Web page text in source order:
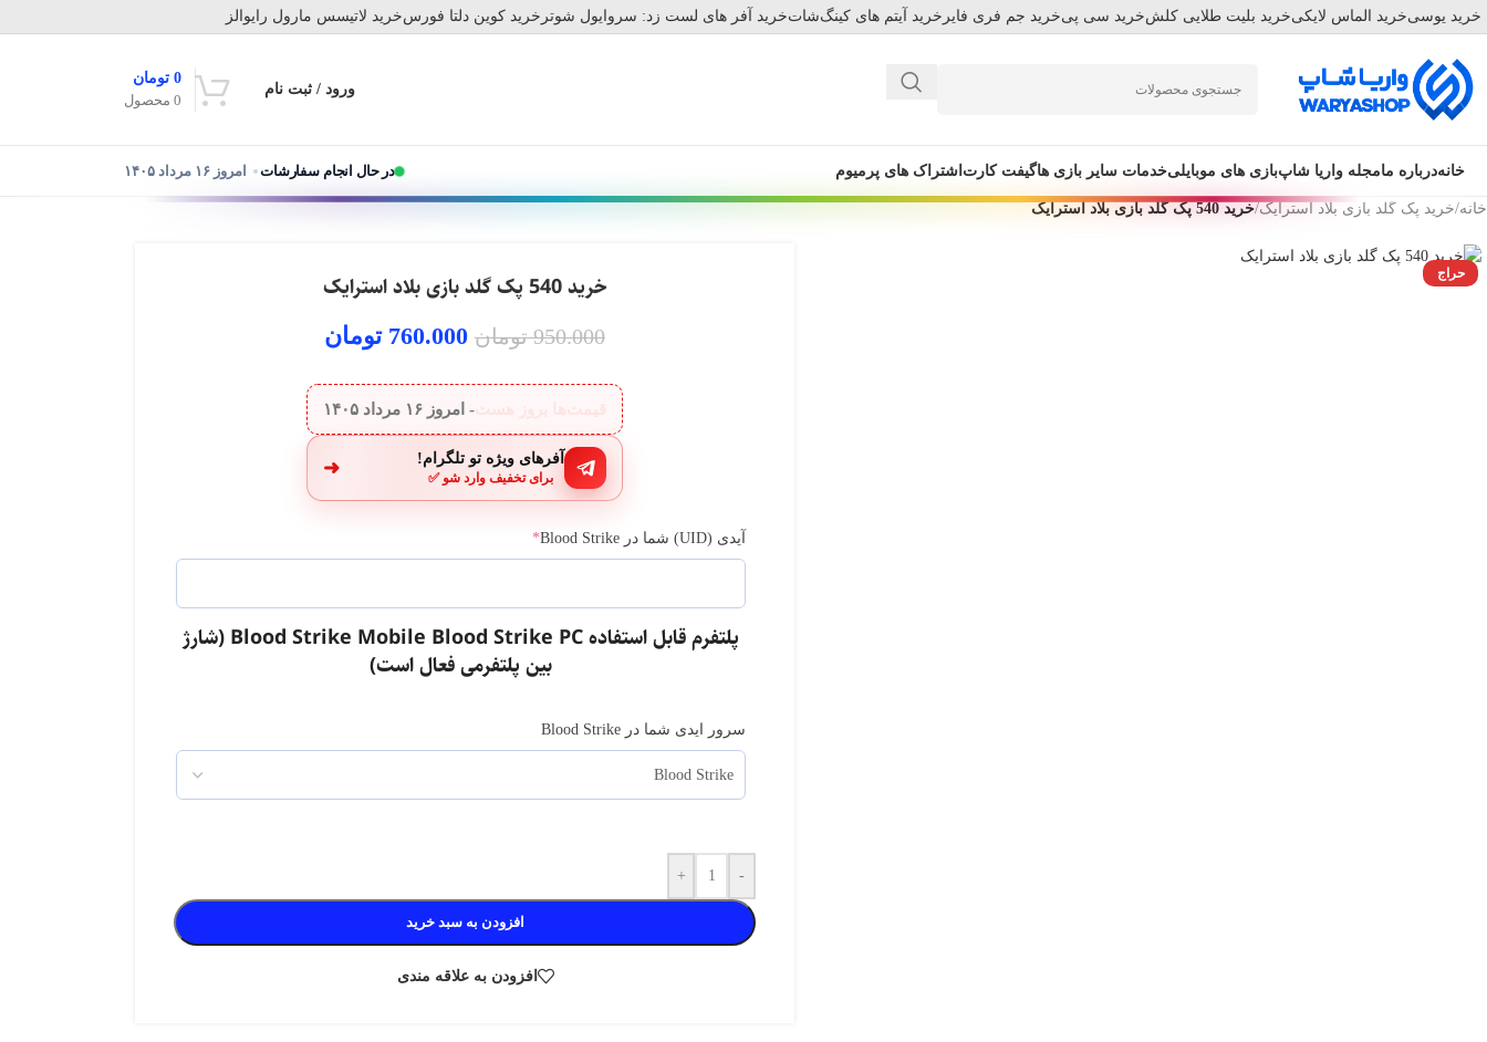
Skip
navigation
Skip
main
content
خرید یوسیخرید الماس لایکیخرید بلیت طلایی کلشخرید سی پیخرید جم فری فایر خرید آیتم های کینگ‌شاتخرید آفر های لست زد: سروایول شوتر خرید کوین دلتا فورسخرید لاتیسس مارول رایوالز
ورود / ثبت نام
0 محصول
0 تومان
خانهدرباره مامجله واریا شاپبازی های موبایلیخدمات سایر بازی هاگیفت کارت اشتراک های پرمیوم در حال انجام سفارشات امروز ۱۶ مرداد ۱۴۰۵
خانه/خرید پک گلد بازی بلاد استرایک/خرید 540 پک گلد بازی بلاد استرایک
حراج خرید 540 پک گلد بازی بلاد استرایک
950.000 تومان 760.000 تومان
- امروز ۱۶ مرداد ۱۴۰۵
آفرهای ویژه تو تلگرام!
برای تخفیف وارد شو ✅ ➜
آیدی (UID) شما در Blood Strike *
پلتفرم قابل استفاده Blood Strike Mobile Blood Strike PC (شارژ
بین پلتفرمی فعال است)
سرور ایدی شما در Blood Strike
-
+
افزودن به سبد خرید
افزودن به علاقه مندی